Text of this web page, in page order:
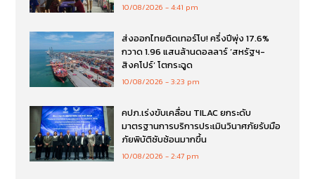
10/08/2026 4:41 pm
ส่งออกไทยติดเทอร์โบ! ครึ่งปีพุ่ง 17.6%
กวาด 1.96 แสนล้านดอลลาร์ ‘สหรัฐฯ-
สิงคโปร์’ โตกระฉูด
10/08/2026 3:23 pm
คปภ.เร่งขับเคลื่อน TILAC ยกระดับ
มาตรฐานการบริการประเมินวินาศภัยรับมือ
ภัยพิบัติซับซ้อนมากขึ้น
10/08/2026 2:47 pm